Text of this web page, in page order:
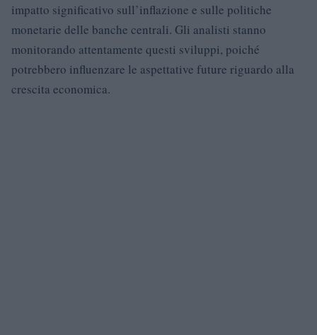
impatto significativo sull’inflazione e sulle politiche
monetarie delle banche centrali. Gli analisti stanno
monitorando attentamente questi sviluppi, poiché
potrebbero influenzare le aspettative future riguardo alla
crescita economica.